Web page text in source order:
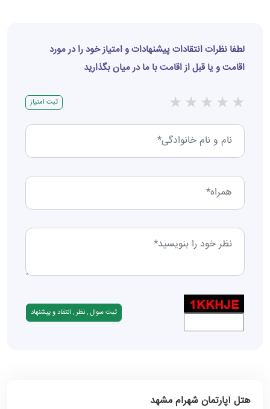
لطفا نظرات انتقادات پیشنهادات و امتیاز خود را در مورد
اقامت و یا قبل از اقامت با ما در میان بگذارید
★
★
★
★
★ ثبت امتیاز
هتل آپارتمان شهرام مشهد